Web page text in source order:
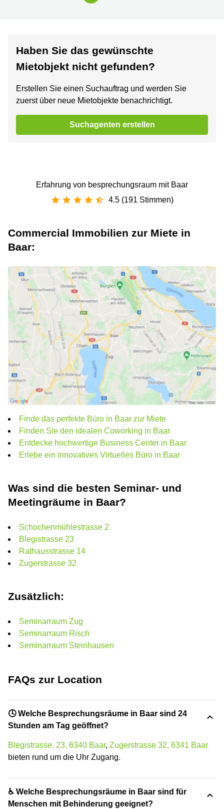
Haben Sie das gewünschte
Mietobjekt nicht gefunden?
Erstellen Sie einen Suchauftrag und werden Sie
zuerst über neue Mietobjekte benachrichtigt.
Suchagenten erstellen
Erfahrung von besprechungsraum mit Baar
4.5 (191 Stimmen)
Commercial Immobilien zur Miete in
Baar:
Finde das perfekte Büro in Baar zur Miete
Finden Sie den idealen Coworking in Baar
Entdecke hochwertige Business Center in Baar
Erlebe ein innovatives Virtuelles Büro in Baar
Was sind die besten Seminar- und
Meetingräume in Baar?
Schochenmühlestrasse 2
Blegistrasse 23
Rathausstrasse 14
Zugerstrasse 32
Zusätzlich:
Seminarraum Zug
Seminarraum Risch
Seminarraum Steinhausen
FAQs zur Location
🕓 Welche Besprechungsräume in Baar sind 24
Stunden am Tag geöffnet?
Blegistrasse, 23, 6340 Baar, Zugerstrasse 32, 6341 Baar
bieten rund um die Uhr Zugang.
♿ Welche Besprechungsräume in Baar sind für
Menschen mit Behinderung geeignet?